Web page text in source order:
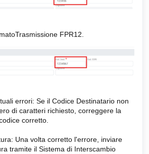
FPR12.
errori: Se il Codice Destinatario non
di caratteri richiesto, correggere la
corretto.
Una volta corretto l'errore, inviare
tramite il Sistema di Interscambio